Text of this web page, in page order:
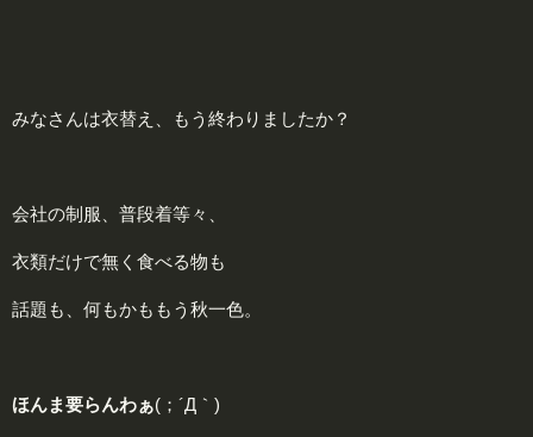
みなさんは衣替え、もう終わりましたか？
会社の制服、普段着等々、
衣類だけで無く食べる物も
話題も、何もかももう秋一色。
ほんま要らんわぁ(；´Д｀)